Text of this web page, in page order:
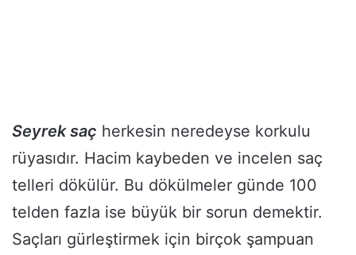
Seyrek saç herkesin neredeyse korkulu
rüyasıdır. Hacim kaybeden ve incelen saç
telleri dökülür. Bu dökülmeler günde 100
telden fazla ise büyük bir sorun demektir.
Saçları gürleştirmek için birçok şampuan